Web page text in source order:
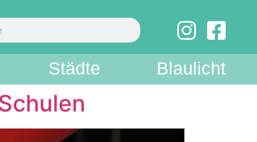
Städte Blaulicht